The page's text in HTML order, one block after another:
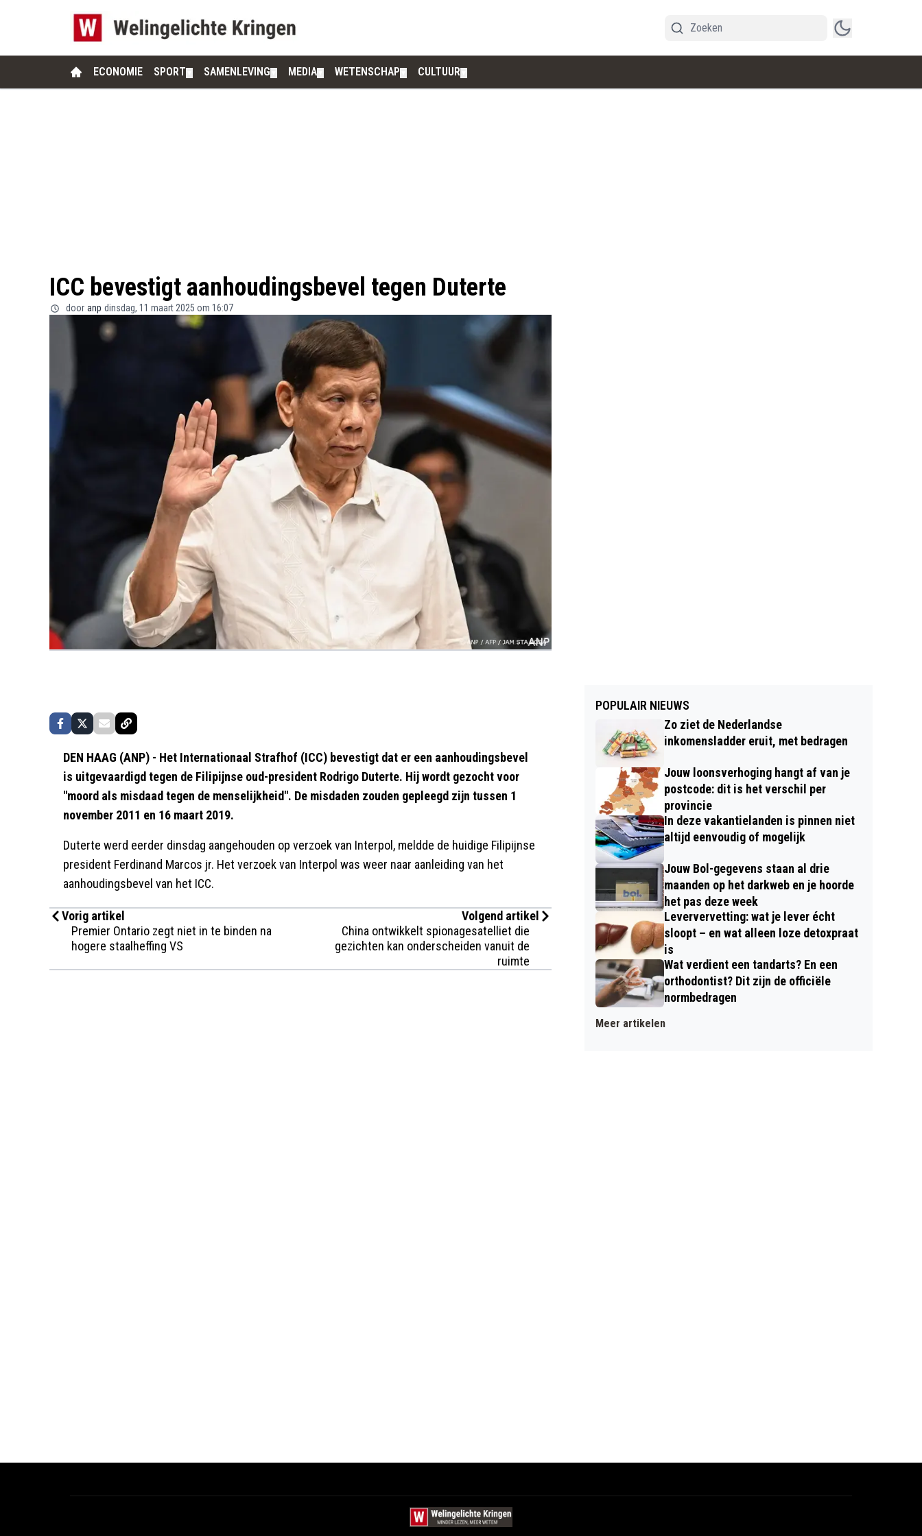
ECONOMIE SPORT SAMENLEVING MEDIA WETENSCHAP CULTUUR
ICC bevestigt aanhoudingsbevel tegen Duterte
door anp dinsdag, 11 maart 2025 om 16:07
DEN HAAG (ANP) - Het Internationaal Strafhof (ICC) bevestigt dat er een aanhoudingsbevel
is uitgevaardigd tegen de Filipijnse oud-president Rodrigo Duterte. Hij wordt gezocht voor
"moord als misdaad tegen de menselijkheid". De misdaden zouden gepleegd zijn tussen 1
november 2011 en 16 maart 2019.
Duterte werd eerder dinsdag aangehouden op verzoek van Interpol, meldde de huidige Filipijnse
president Ferdinand Marcos jr. Het verzoek van Interpol was weer naar aanleiding van het
aanhoudingsbevel van het ICC.
Vorig artikel
Premier Ontario zegt niet in te binden na
hogere staalheffing VS
Volgend artikel
China ontwikkelt spionagesatelliet die
gezichten kan onderscheiden vanuit de
ruimte
POPULAIR NIEUWS
Zo ziet de Nederlandse
inkomensladder eruit, met bedragen
Jouw loonsverhoging hangt af van je
postcode: dit is het verschil per
provincie
In deze vakantielanden is pinnen niet
altijd eenvoudig of mogelijk
Jouw Bol-gegevens staan al drie
maanden op het darkweb en je hoorde
het pas deze week
Leververvetting: wat je lever écht
sloopt – en wat alleen loze detoxpraat
is
Wat verdient een tandarts? En een
orthodontist? Dit zijn de officiële
normbedragen
Meer artikelen